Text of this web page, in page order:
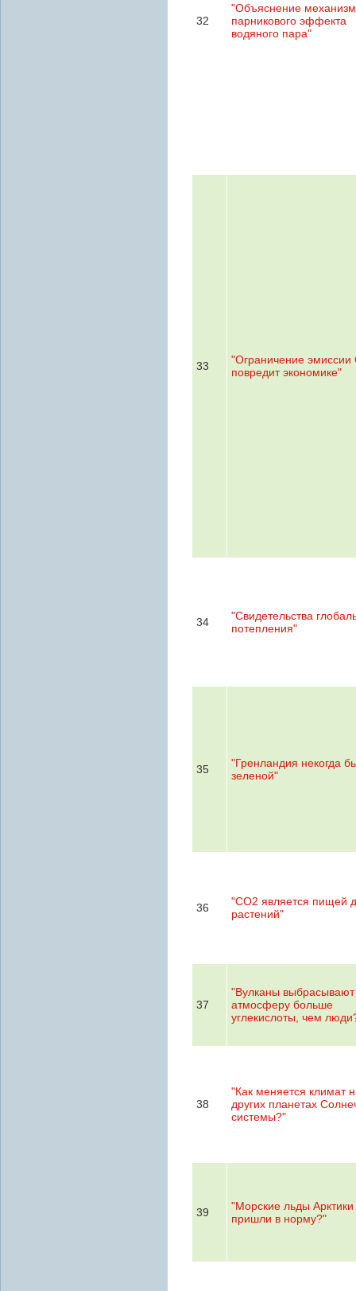
32
"Объяснение
парникового эффекта
водяного пара"
33
"Ограничение
повредит экономике"
34
"Свидетельства
потепления"
35
"Гренландия некогда
зеленой"
36
"CO2 является пищей
растений"
37
"Вулканы выбрасывают
атмосферу больше
углекислоты, чем
38
"Как меняется климат
других планетах
системы?"
39
"Морские льды Арктики
пришли в норму?"